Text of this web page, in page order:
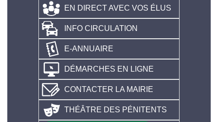
EN DIRECT AVEC VOS ÉLUS
INFO CIRCULATION
E-ANNUAIRE
DÉMARCHES EN LIGNE
CONTACTER LA MAIRIE
THÉÂTRE DES PÉNITENTS